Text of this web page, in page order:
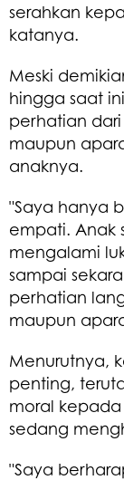
serahkan
katanya.
Meski
hingga saat
perhatian
maupun
anaknya.
"Saya hanya
empati. Anak
mengalami
sampai
perhatian
maupun
Menurutnya,
penting,
moral
sedang
"Saya